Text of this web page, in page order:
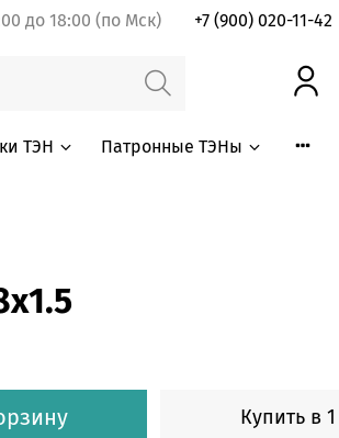
до 18:00 (по Мск) +7 (900) 020-11-42
ТЭН Патронные ТЭНы
Купить в